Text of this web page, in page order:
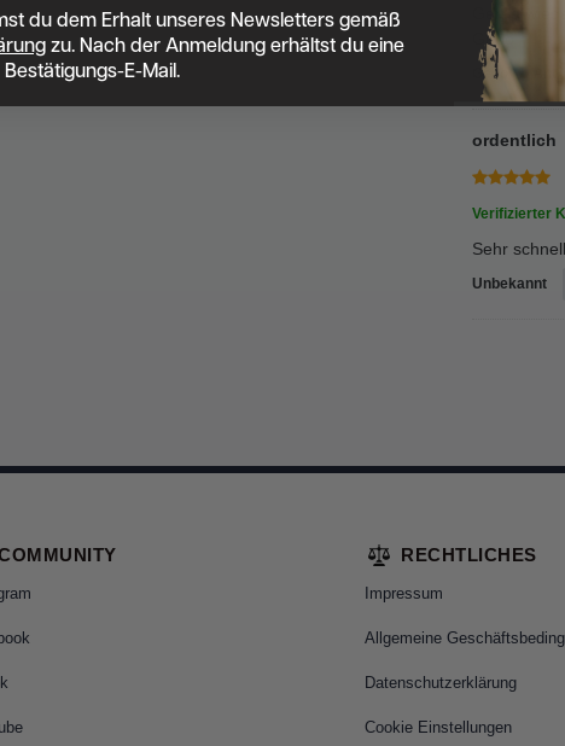
Gerne
Gebo
Gebo
ordentlich
Verifizierter
Sehr
Unbekannt
RECHTLICHES
Impressum
Allgemeine
Datenschutzerklärung
Cookie Einstellungen
du dem Erhalt unseres Newsletters gemäß
zu. Nach der Anmeldung erhältst du eine
Bestätigungs-E-Mail.